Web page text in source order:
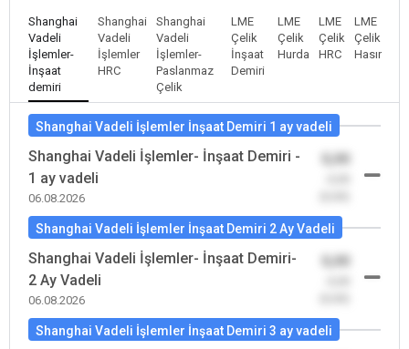
Shanghai
Vadeli
İşlemler-
İnşaat
demiri
Shanghai
Vadeli
İşlemler
HRC
Shanghai
Vadeli
İşlemler-
Paslanmaz
Çelik
LME
Çelik
İnşaat
Demiri
LME
Çelik
Hurda
LME
Çelik
HRC
LME
Çelik
Hasır
Shanghai Vadeli İşlemler İnşaat Demiri 1 ay vadeli
Shanghai Vadeli İşlemler- İnşaat Demiri -
1 ay vadeli
06.08.2026
0,00
Shanghai Vadeli İşlemler İnşaat Demiri 2 Ay Vadeli
Shanghai Vadeli İşlemler- İnşaat Demiri-
2 Ay Vadeli
06.08.2026
0,00
Shanghai Vadeli İşlemler İnşaat Demiri 3 ay vadeli